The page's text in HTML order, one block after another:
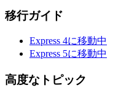
移行ガイド
Express 4に移動中
Express 5に移動中
高度なトピック